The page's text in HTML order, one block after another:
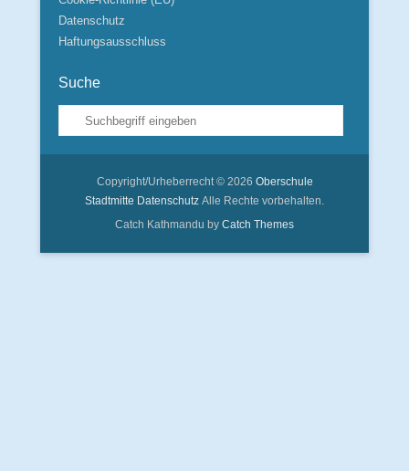
Datenschutz
Haftungsausschluss
Suche
Suche
Copyright/Urheberrecht © 2026 Oberschule
Stadtmitte Datenschutz Alle Rechte vorbehalten.
Catch Kathmandu by Catch Themes